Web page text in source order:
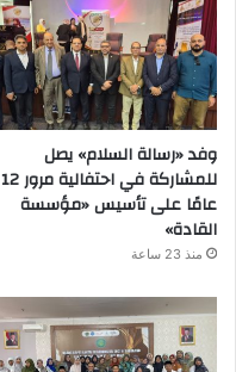
وفد «رسالة السلام» يصل
للمشاركة في احتفالية مرور 12
عامًا على تأسيس «مؤسسة
القادة»
منذ 23 ساعة